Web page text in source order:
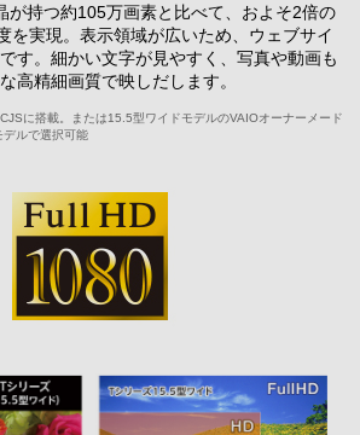
が持つ約105万画素と比べて、およそ2倍の
を実現。表示領域が広いため、ウェブサイ
す。細かい文字が見やすく、写真や動画も
高精細画質で映しだします。
に搭載。または15.5型ワイドモデルのVAIOオーナーメード
デルで選択可能